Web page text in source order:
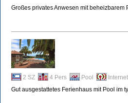
Großes privates Anwesen mit beheizbarem
2 SZ 4 Pers Pool
Internet
Gut ausgestattetes Ferienhaus mit Pool im